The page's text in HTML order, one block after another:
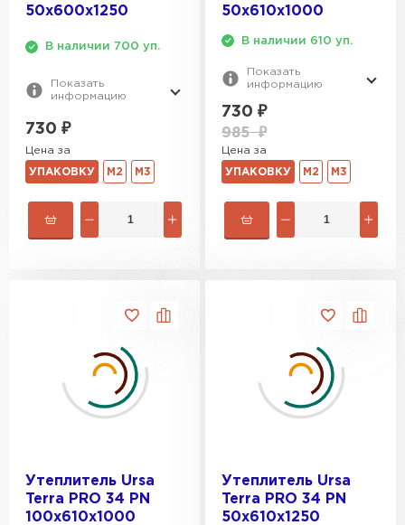
50х600х1250
В наличии 700 уп.
Показать
информацию
730 ₽
Цена за
УПАКОВКУ М2 М3
50х610х1000
В наличии 610 уп.
Показать
информацию
730 ₽
985₽
Цена за
УПАКОВКУ М2 М3
Утеплитель Ursa
Terra PRO 34 PN
100х610х1000
Утеплитель Ursa
Terra PRO 34 PN
50х610х1250
Утеплитель Izolife
ВСЕ ПРОИЗВОДИТЕЛИ